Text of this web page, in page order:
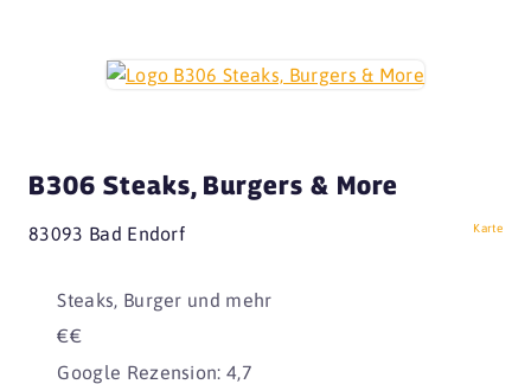
B306 Steaks, Burgers & More
83093 Bad Endorf Karte
Steaks, Burger und mehr
€€
Google Rezension: 4,7